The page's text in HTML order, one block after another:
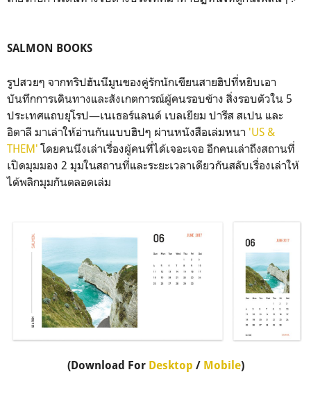
SALMON BOOKS
รูปสวยๆ จากทริปฮันนีมูนของคู่รักนักเขียนสายฮิปที่หยิบเอา
บันทึกการเดินทางและสังเกตการณ์ผู้คนรอบข้าง สิ่งรอบตัวใน 5
ประเทศแถบยุโรป—เนเธอร์แลนด์ เบลเยียม ปารีส สเปน และ
อิตาลี มาเล่าให้อ่านกันแบบฮิปๆ ผ่านหนังสือเล่มหนา 'US &
THEM' โดยคนนึงเล่าเรื่องผู้คนที่ได้เจอะเจอ อีกคนเล่าถึงสถานที่
เปิดมุมมอง 2 มุมในสถานที่และระยะเวลาเดียวกันสลับเรื่องเล่าให้
ได้พลิกมุมกันตลอดเล่ม
(Download For Desktop / Mobile)